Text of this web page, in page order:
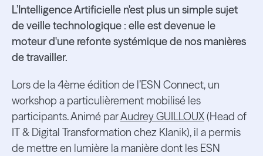
L’Intelligence Artificielle n'est plus un simple sujet
de veille technologique : elle est devenue le
moteur d'une refonte systémique de nos manières
de travailler.
Lors de la 4ème édition de l’ESN Connect, un
workshop a particulièrement mobilisé les
participants. Animé parAudrey GUILLOUX(Head of
IT & Digital Transformation chez Klanik), il a permis
de mettre en lumière la manière dont les ESN